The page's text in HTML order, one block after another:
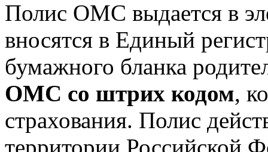
Полис ОМС выдается в
вносятся в Единый
бумажного бланка
ОМС со штрих кодом,
страхования. Полис